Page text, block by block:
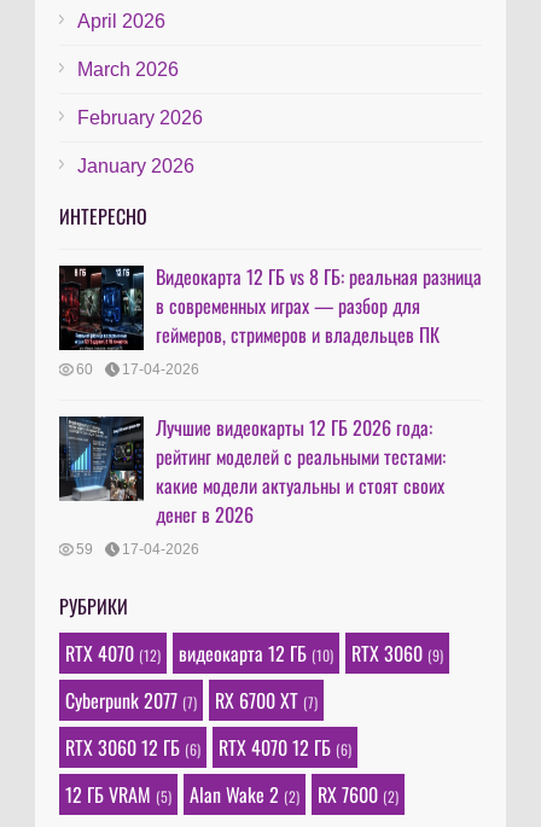
April 2026
March 2026
February 2026
January 2026
ИНТЕРЕСНО
Видеокарта 12 ГБ vs 8 ГБ: реальная разница
в современных играх — разбор для
геймеров, стримеров и владельцев ПК
60 17-04-2026
Лучшие видеокарты 12 ГБ 2026 года:
рейтинг моделей с реальными тестами:
какие модели актуальны и стоят своих
денег в 2026
59 17-04-2026
РУБРИКИ
RTX 4070 (12) видеокарта 12 ГБ (10) RTX 3060 (9)
Cyberpunk 2077 (7) RX 6700 XT (7)
RTX 3060 12 ГБ (6) RTX 4070 12 ГБ (6)
12 ГБ VRAM (5) Alan Wake 2 (2) RX 7600 (2)